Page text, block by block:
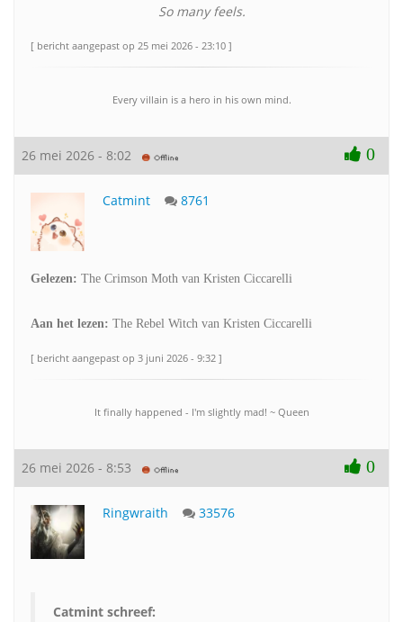
So many feels.
[ bericht aangepast op 25 mei 2026 - 23:10 ]
Every villain is a hero in his own mind.
26 mei 2026 - 8:02 0
Catmint 8761
Gelezen: The Crimson Moth van Kristen Ciccarelli
Aan het lezen: The Rebel Witch van Kristen Ciccarelli
[ bericht aangepast op 3 juni 2026 - 9:32 ]
It finally happened - I'm slightly mad! ~ Queen
26 mei 2026 - 8:53 0
Ringwraith 33576
Catmint schreef: